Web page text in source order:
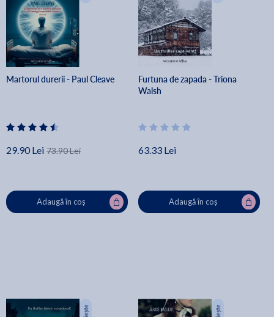
Martorul durerii - Paul Cleave
29.90 Lei 73.90 Lei
Adaugă în coș
Furtuna de zapada - Triona
Walsh
63.33 Lei
Adaugă în coș